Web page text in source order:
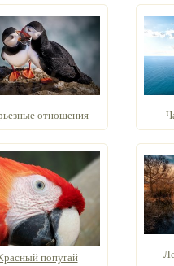
отношения
попугай